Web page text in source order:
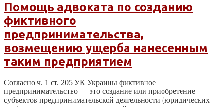
Помощь адвоката по созданию
фиктивного
предпринимательства,
возмещению ущерба нанесенным
таким предприятием
Согласно ч. 1 ст. 205 УК Украины фиктивное
предпринимательство — это создание или приобретение
субъектов предпринимательской деятельности (юридических